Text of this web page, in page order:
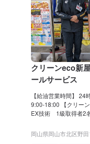
クリーンeco新
ールサービス
【給油営業時間】 24時間営業 【メンテナンス受
9:00-18:00 【クリーンeco新屋敷SSの特徴】 ⚫︎KeePerコーティング
EX技術 1級取得者2
お任せください。 ⚫︎当店には洗車機のご用意もございます。 ⚫︎代車無
料貸出ありますので
岡山県岡山市北区野